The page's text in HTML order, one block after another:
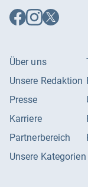
Auf
Facebook
Auf
Instagram
Auf
X
Über uns
Unsere Redaktion
Presse
Karriere
Partnerbereich
Unsere Kategorien